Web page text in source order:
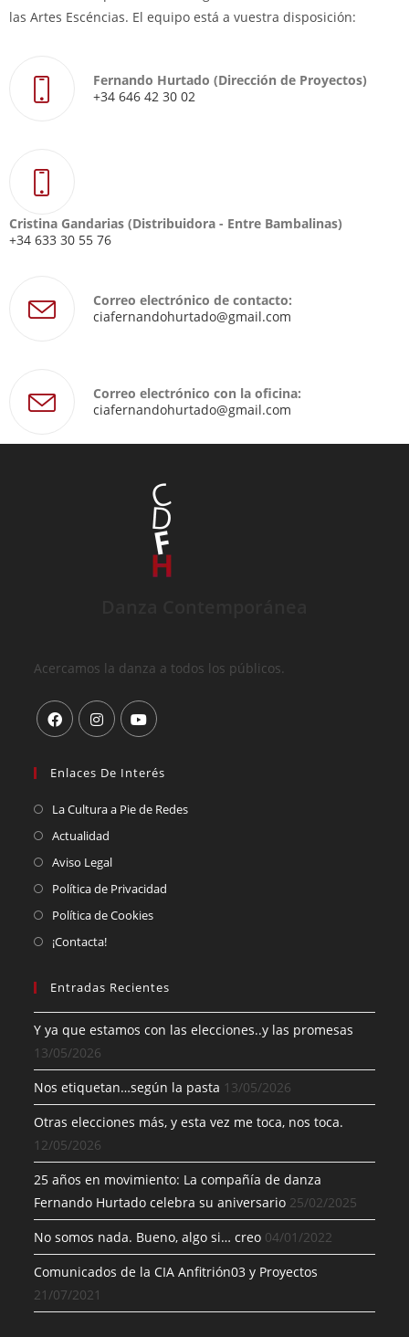
las Artes Escéncias. El equipo está a vuestra disposición:
Fernando Hurtado (Dirección de Proyectos)
+34 646 42 30 02
Cristina Gandarias (Distribuidora - Entre Bambalinas)
+34 633 30 55 76
Correo electrónico de contacto:
ciafernandohurtado@gmail.com
Correo electrónico con la oficina:
ciafernandohurtado@gmail.com
Acercamos la danza a todos los públicos.
Enlaces De Interés
La Cultura a Pie de Redes
Actualidad
Aviso Legal
Política de Privacidad
Política de Cookies
¡Contacta!
Entradas Recientes
Y ya que estamos con las elecciones..y las promesas
13/05/2026
Nos etiquetan…según la pasta 13/05/2026
Otras elecciones más, y esta vez me toca, nos toca.
12/05/2026
25 años en movimiento: La compañía de danza
Fernando Hurtado celebra su aniversario 25/02/2025
No somos nada. Bueno, algo si… creo 04/01/2022
Comunicados de la CIA Anfitrión03 y Proyectos
21/07/2021